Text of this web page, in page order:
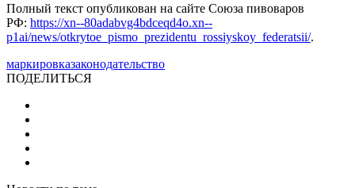
Полный текст опубликован на сайте Союза пивоваров
РФ: https://xn--80adabvg4bdceqd4o.xn--
p1ai/news/otkrytoe_pismo_prezidentu_rossiyskoy_federatsii/.
маркировказаконодательство
ПОДЕЛИТЬСЯ